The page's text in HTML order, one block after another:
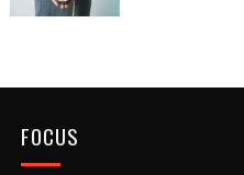
FOCUS